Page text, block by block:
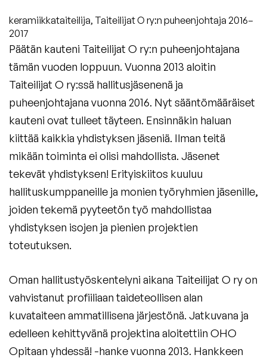
keramiikkataiteilija, Taiteilijat O ry:n puheenjohtaja 2016–
2017
Päätän kauteni Taiteilijat O ry:n puheenjohtajana
tämän vuoden loppuun. Vuonna 2013 aloitin
Taiteilijat O ry:ssä hallitusjäsenenä ja
puheenjohtajana vuonna 2016. Nyt sääntömääräiset
kauteni ovat tulleet täyteen. Ensinnäkin haluan
kiittää kaikkia yhdistyksen jäseniä. Ilman teitä
mikään toiminta ei olisi mahdollista. Jäsenet
tekevät yhdistyksen! Erityiskiitos kuuluu
hallituskumppaneille ja monien työryhmien jäsenille,
joiden tekemä pyyteetön työ mahdollistaa
yhdistyksen isojen ja pienien projektien
toteutuksen.
Oman hallitustyöskentelyni aikana Taiteilijat O ry on
vahvistanut profiiliaan taideteollisen alan
kuvataiteen ammatillisena järjestönä. Jatkuvana ja
edelleen kehittyvänä projektina aloitettiin OHO
Opitaan yhdessä! -hanke vuonna 2013. Hankkeen